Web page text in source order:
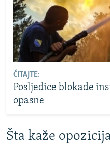
ČITAJTE:
Posljedice blokade
opasne
Šta kaže